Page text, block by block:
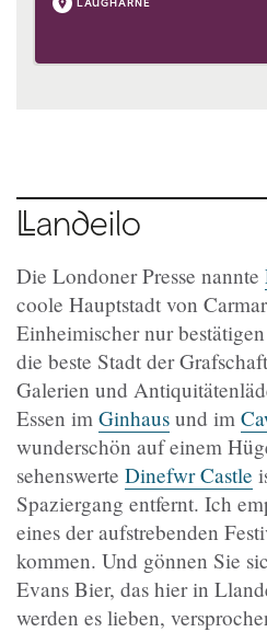
Llandeilo
Die Londoner Presse nannte
coole Hauptstadt von
Einheimischer nur
die beste Stadt der
Galerien und
Essen im Ginhaus und im
wunderschön auf einem
sehenswerte Dinefwr Castle
Spaziergang entfernt. Ich
eines der aufstrebenden
kommen. Und gönnen Sie
Evans Bier, das hier in
werden es lieben,